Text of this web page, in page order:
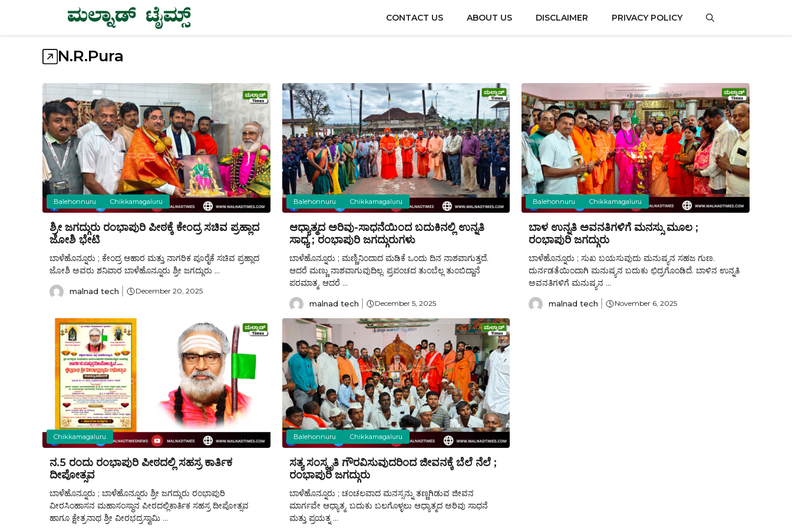
content
CONTACT US ABOUT US DISCLAIMER PRIVACY POLICY
N.R.Pura
Balehonnuru Chikkamagaluru
ಶ್ರೀ ಜಗದ್ಗುರು ರಂಭಾಪುರಿ ಪೀಠಕ್ಕೆ ಕೇಂದ್ರ ಸಚಿವ ಪ್ರಹ್ಲಾದ
ಜೋಶಿ ಭೇಟಿ
ಬಾಳೆಹೊನ್ನೂರು ; ಕೇಂದ್ರ ಆಹಾರ ಮತ್ತು ನಾಗರಿಕ ಪೂರೈಕೆ ಸಚಿವ ಪ್ರಹ್ಲಾದ
ಜೋಶಿ ಅವರು ಶನಿವಾರ ಬಾಳೆಹೊನ್ನೂರು ಶ್ರೀ ಜಗದ್ಗುರು ...
malnad tech December 20, 2025
Balehonnuru Chikkamagaluru
ಆಧ್ಯಾತ್ಮದ ಅರಿವು-ಸಾಧನೆಯಿಂದ ಬದುಕಿನಲ್ಲಿ ಉನ್ನತಿ
ಸಾಧ್ಯ ; ರಂಭಾಪುರಿ ಜಗದ್ಗುರುಗಳು
ಬಾಳೆಹೊನ್ನೂರು ; ಮಣ್ಣಿನಿಂದಾದ ಮಡಿಕೆ ಒಂದು ದಿನ ನಾಶವಾಗುತ್ತದೆ.
ಆದರೆ ಮಣ್ಣು ನಾಶವಾಗುವುದಿಲ್ಲ. ಪ್ರಪಂಚದ ತುಂಬೆಲ್ಲ ತುಂಬಿದ್ದಾನೆ
ಪರಮಾತ್ಮ. ಆದರೆ ...
malnad tech December 5, 2025
Balehonnuru Chikkamagaluru
ಬಾಳ ಉನ್ನತಿ ಅವನತಿಗಳಿಗೆ ಮನಸ್ಸು ಮೂಲ ;
ರಂಭಾಪುರಿ ಜಗದ್ಗುರು
ಬಾಳೆಹೊನ್ನೂರು ; ಸುಖ ಬಯಸುವುದು ಮನುಷ್ಯನ ಸಹಜ ಗುಣ.
ದುರ್ನಡತೆಯಿಂದಾಗಿ ಮನುಷ್ಯನ ಬದುಕು ಛಿದ್ರಗೊಂಡಿದೆ. ಬಾಳಿನ ಉನ್ನತಿ
ಅವನತಿಗಳಿಗೆ ಮನುಷ್ಯನ ...
malnad tech November 6, 2025
Chikkamagaluru
ನ.5 ರಂದು ರಂಭಾಪುರಿ ಪೀಠದಲ್ಲಿ ಸಹಸ್ರ ಕಾರ್ತಿಕ
ದೀಪೋತ್ಸವ
ಬಾಳೆಹೊನ್ನೂರು ; ಬಾಳೆಹೊನ್ನೂರು ಶ್ರೀ ಜಗದ್ಗುರು ರಂಭಾಪುರಿ
ವೀರಸಿಂಹಾಸನ ಮಹಾಸಂಸ್ಥಾನ ಪೀಠದಲ್ಲಿಕಾರ್ತಿಕ ಸಹಸ್ರ ದೀಪೋತ್ಸವ
ಹಾಗೂ ಕ್ಷೇತ್ರನಾಥ ಶ್ರೀ ವೀರಭದ್ರಸ್ವಾಮಿ ...
Balehonnuru Chikkamagaluru
ಸತ್ಯ ಸಂಸ್ಕೃತಿ ಗೌರವಿಸುವುದರಿಂದ ಜೀವನಕ್ಕೆ ಬೆಲೆ ನೆಲೆ ;
ರಂಭಾಪುರಿ ಜಗದ್ಗುರು
ಬಾಳೆಹೊನ್ನೂರು ; ಚಂಚಲವಾದ ಮನಸ್ಸನ್ನು ತಣ್ಣಗಿಡುವ ಜೀವನ
ಮಾರ್ಗವೇ ಆಧ್ಯಾತ್ಮ. ಬದುಕು ಬಲಗೊಳ್ಳಲು ಆಧ್ಯಾತ್ಮದ ಅರಿವು ಸಾಧನೆ
ಮತ್ತು ಪ್ರಯತ್ನ ...